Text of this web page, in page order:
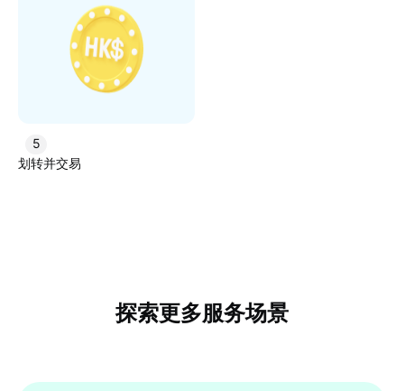
5
划转并交易
探索更多服务场景